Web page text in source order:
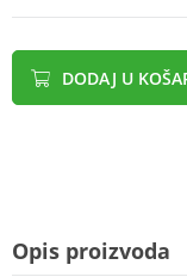
DODAJ U
Opis proizvoda